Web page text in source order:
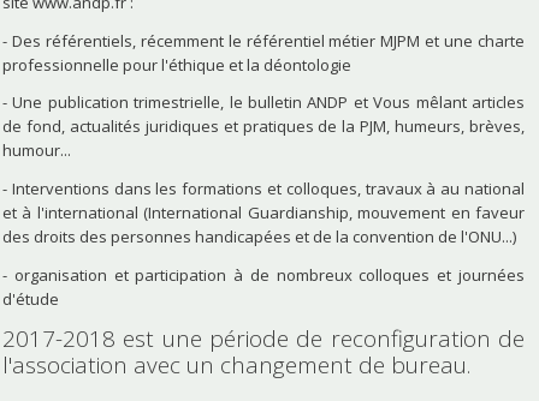
- Des référentiels, récemment le référentiel métier MJPM et une charte
professionnelle pour l'éthique et la déontologie
- Une publication trimestrielle, le bulletin ANDP et Vous mêlant articles
de fond, actualités juridiques et pratiques de la PJM, humeurs, brèves,
humour...
- Interventions dans les formations et colloques, travaux à au national
et à l'international (International Guardianship, mouvement en faveur
des droits des personnes handicapées et de la convention de l'ONU...)
- organisation et participation à de nombreux colloques et journées
d'étude
2017-2018 est une période de reconfiguration de
l'association avec un changement de bureau.